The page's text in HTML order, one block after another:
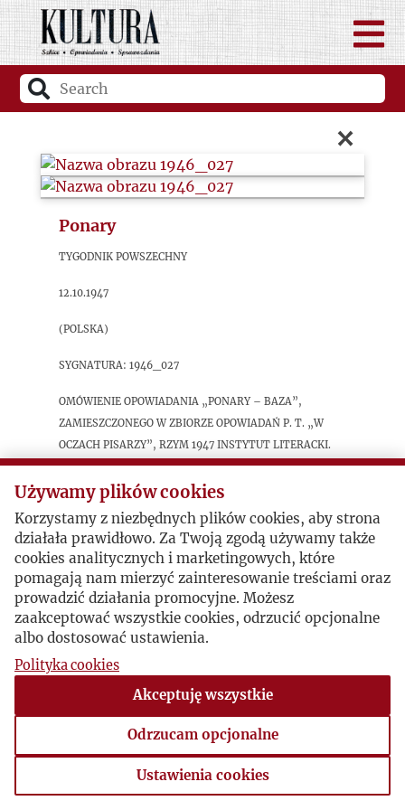
×
Ponary
Tygodnik Powszechny
12.10.1947
(Polska)
sygnatura: 1946_027
Omówienie opowiadania „Ponary – Baza”,
zamieszczonego w zbiorze opowiadań p. t. „W
oczach pisarzy”, Rzym 1947 Instytut Literacki.
Treścią opowiadania, podpisanego w zbiorze J. M.
(Józef Mackiewicz), jest sprawa masowych
mordów dokonywanych przez oddziały SS,
policji niemieckiej i kolaboracyjnej policji
litewskiej pod Wilnem w latach 1941-1944.
Postacie powiązane
Inne:
Używamy plików cookies
Korzystamy z niezbędnych plików cookies, aby strona
działała prawidłowo. Za Twoją zgodą używamy także
cookies analitycznych i marketingowych, które
pomagają nam mierzyć zainteresowanie treściami oraz
prowadzić działania promocyjne. Możesz
zaakceptować wszystkie cookies, odrzucić opcjonalne
albo dostosować ustawienia.
Polityka cookies
Akceptuję wszystkie
Odrzucam opcjonalne
Ustawienia cookies
Ustawienia cookies